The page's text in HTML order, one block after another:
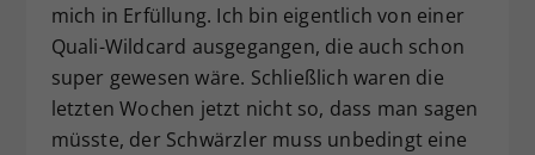
mich in Erfüllung. Ich bin eigentlich von einer
Quali-Wildcard ausgegangen, die auch schon
super gewesen wäre. Schließlich waren die
letzten Wochen jetzt nicht so, dass man sagen
müsste, der Schwärzler muss unbedingt eine